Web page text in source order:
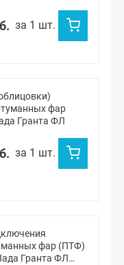
ФЛ (белый)
за 1 шт.
фар
Гранта ФЛ
за 1 шт.
фар (ПТФ)
Гранта ФЛ